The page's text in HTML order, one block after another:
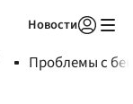
Новости
Проблемы с